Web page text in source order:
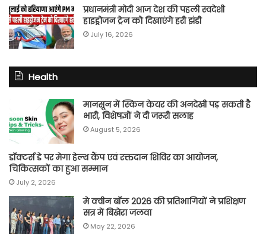
प्रधानमंत्री मोदी आज देश की पहली स्वदेशी
हाइड्रोजन ट्रेन को दिखाएंगे हरी झंडी
July 16, 2026
Health
मानसून में स्किन केयर की अनदेखी पड़ सकती है
भारी, विशेषज्ञों ने दी जरूरी सलाह
August 5, 2026
डॉक्टर्स डे पर मेगा हेल्थ कैंप एवं रक्तदान शिविर का आयोजन,
चिकित्सकों का हुआ सम्मान
July 2, 2026
मे क्वीन बॉल 2026 की प्रतिभागियों ने प्रशिक्षण
सत्र में बिखेरा जलवा
May 22, 2026